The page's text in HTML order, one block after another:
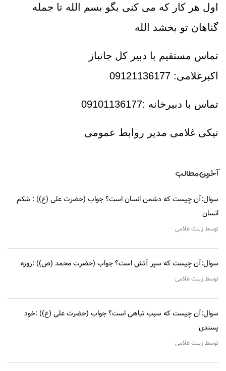
اول هر کار که می کنی بگو بسم الله تا جمله
گناهان تو بخشد الله
تماس مستقیم با دبیر کل جانباز
اکبرغلامی: 09121136177
تماس با دبیرخانه :09101136177
نیکی غلامی مدير روابط عمومی
آخرین مطالب
سوال:آن چیست که دشمن انسان است؟ جواب (حضرت علی (ع)) : شکم
انسان
توسط زینت غلامی
سوال:آن چیست که سپر آتش است؟ جواب (حضرت محمد (ص)) :روزه
توسط زینت غلامی
سوال:آن چیست که سبب تباهی است؟ جواب (حضرت علی (ع)) :خود
پسندی
توسط زینت غلامی